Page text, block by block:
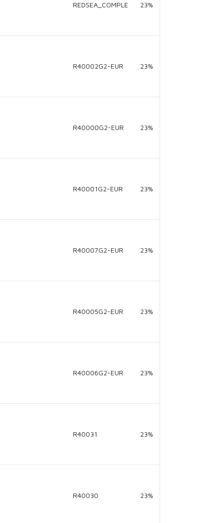
REDSEA_COMPLE 23%
R40002G2-EUR 23%
R40000G2-EUR 23%
R40001G2-EUR 23%
R40007G2-EUR 23%
R40005G2-EUR 23%
R40006G2-EUR 23%
R40031 23%
R40030 23%